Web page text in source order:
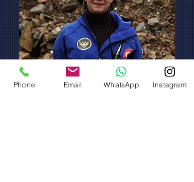
Phone Email WhatsApp Instagram